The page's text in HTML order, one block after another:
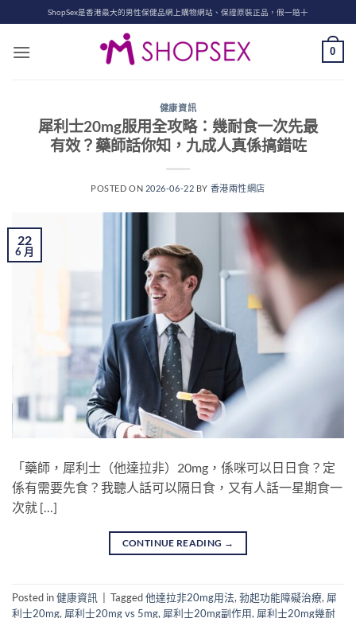
to
content
ShopSex是香港最大的男性保健品網上購物網站、保證原裝正品，假一賠十
0
健康資訊
犀利士20mg服用全攻略：幾耐食一次先最
有效？藥師話你知，九成人真係搞錯咗
POSTED ON 2026-06-22 BY 香港兩性網店
22
6 月
「藥師，犀利士（他達拉非）20mg，係咪可以日日食？定
係有需要先食？我聽人話可以隔日食，又有人話一星期食一
次就 […]
CONTINUE READING →
Posted in健康資訊 Tagged他達拉非20mg用法,勃起功能障礙治療, 犀
利士20mg, 犀利士20mg vs 5mg, 犀利士20mg副作用, 犀利士20mg幾耐